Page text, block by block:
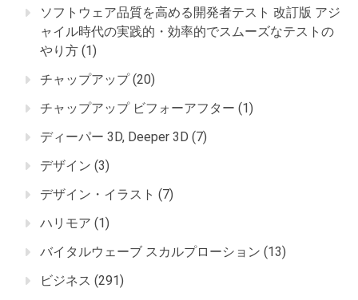
ソフトウェア品質を高める開発者テスト 改訂版 アジ
ャイル時代の実践的・効率的でスムーズなテストの
やり方 (1)
チャップアップ(20)
チャップアップ ビフォーアフター (1)
ディーパー 3D, Deeper 3D (7)
デザイン (3)
デザイン・イラスト (7)
ハリモア (1)
バイタルウェーブ スカルプローション (13)
ビジネス (291)